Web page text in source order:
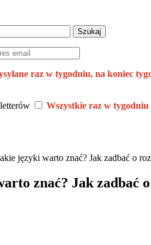
raz w tygodniu, na koniec
Wszystkie raz w tygodniu
języki warto znać? Jak zadbać o
znać? Jak zadbać